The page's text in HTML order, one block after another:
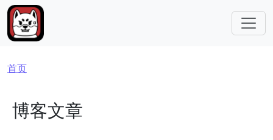
跳转到主要内容
面包屑
首页
博客文章